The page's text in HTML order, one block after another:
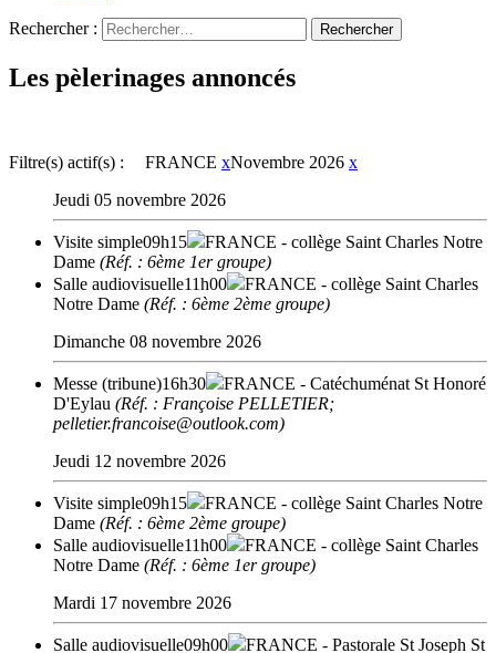
Rechercher :
Les pèlerinages annoncés
Filtre(s) actif(s) : FRANCE xNovembre 2026 x
Jeudi 05 novembre 2026
Visite simple09h15 FRANCE - collège Saint Charles Notre
Dame (Réf. : 6ème 1er groupe)
Salle audiovisuelle11h00 FRANCE - collège Saint Charles
Notre Dame (Réf. : 6ème 2ème groupe)
Dimanche 08 novembre 2026
Messe (tribune)16h30 FRANCE - Catéchuménat St Honoré
D'Eylau (Réf. : Françoise PELLETIER;
pelletier.francoise@outlook.com)
Jeudi 12 novembre 2026
Visite simple09h15 FRANCE - collège Saint Charles Notre
Dame (Réf. : 6ème 2ème groupe)
Salle audiovisuelle11h00 FRANCE - collège Saint Charles
Notre Dame (Réf. : 6ème 1er groupe)
Mardi 17 novembre 2026
Salle audiovisuelle09h00 FRANCE - Pastorale St Joseph St